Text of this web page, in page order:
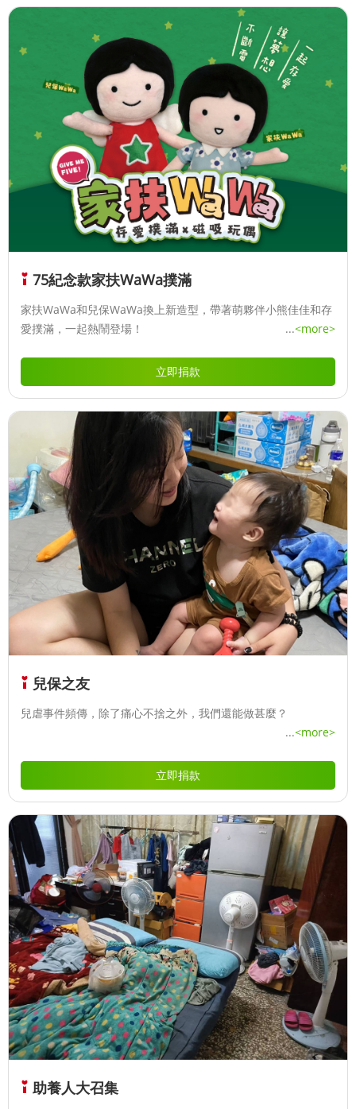
75紀念款家扶WaWa撲滿
家扶WaWa和兒保WaWa換上新造型，帶著萌夥伴小熊佳佳和存
愛撲滿，一起熱鬧登場！
...<more>
立即捐款
兒保之友
兒虐事件頻傳，除了痛心不捨之外，我們還能做甚麼？
...<more>
立即捐款
助養人大召集